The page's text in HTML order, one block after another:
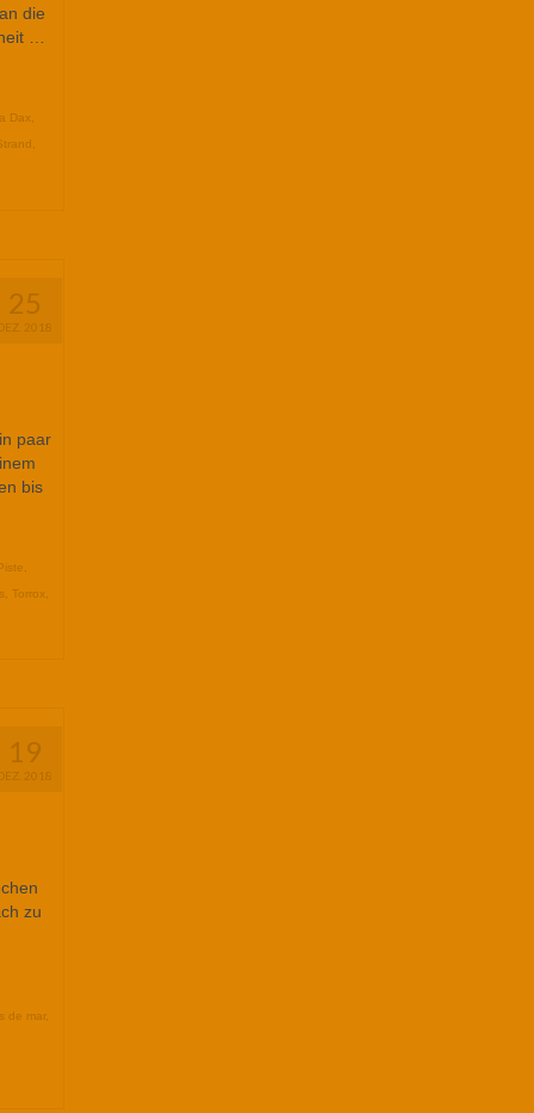
die
…
Dax
25
2018
paar
bis
, Torrox
19
2018
zu
de mar,